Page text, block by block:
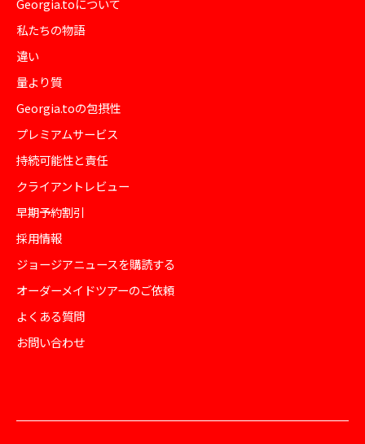
Georgia.toについて
私たちの物語
違い
量より質
Georgia.toの包摂性
プレミアムサービス
持続可能性と責任
クライアントレビュー
早期予約割引
採用情報
ジョージアニュースを購読する
オーダーメイドツアーのご依頼
よくある質問
お問い合わせ